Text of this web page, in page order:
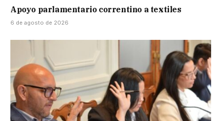
Apoyo parlamentario correntino a textiles
6 de agosto de 2026